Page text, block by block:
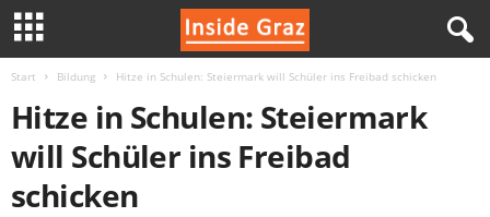
Start Bildung Hitze in Schulen: Steiermark will Schüler ins Freibad schicken
Hitze in Schulen: Steiermark
will Schüler ins Freibad
schicken